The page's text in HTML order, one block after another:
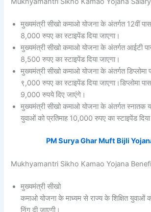
मुख्यमंत्री सीखो कमाओ योजना के अंतर्गत 12वीं
8,000 रुपए का स्टाइपेंड दिया जाएगा।
मुख्यमंत्री सीखो कमाओ योजना के अंतर्गत आईटी
8,500 रुपए का स्टाइपेंड दिया जाएगा।
मुख्यमंत्री सीखो कमाओ योजना के अंतर्गत डिप्लोमा
९,000 रुपए का स्टाइपेंड दिया जाएगा।डिप्लोमा
9,000 रुपये दिए जाएंगे।
मुख्यमंत्री सीखो कमाओ योजना के अंतर्गत स्नातक
युवाओं को प्रतिमाह 10,000 रुपए का स्टाइपेंड दिया
PM Surya Ghar Muft Bijli
Mukhyamantri Sikho Kamao Yojana
मुख्यमंत्री सीखो
कमाओ योजना के माध्यम से राज्य के शिक्षित युवाओं
निंग दी जाएगी।